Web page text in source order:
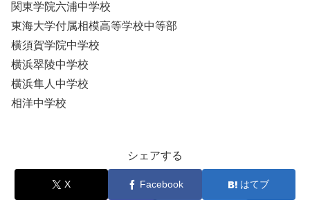
関東学院六浦中学校
東海大学付属相模高等学校中等部
横須賀学院中学校
横浜翠陵中学校
横浜隼人中学校
相洋中学校
シェアする
X Facebook はてブ